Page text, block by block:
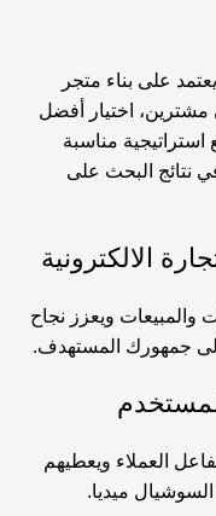
على بناء متجر
اختيار
أفضل
مناسبة
نتائج البحث على
والمبيعات ويعزز نجاح
جمهورك المستهدف.
العملاء ويعطيهم
ميديا.